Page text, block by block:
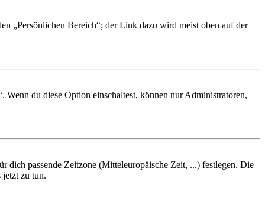
„Persönlichen Bereich“; der Link dazu wird meist oben auf der
du diese Option einschaltest, können nur Administratoren,
dich passende Zeitzone (Mitteleuropäische Zeit, ...) festlegen. Die
jetzt zu tun.